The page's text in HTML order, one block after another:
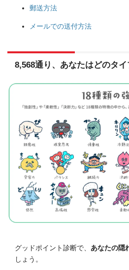
郵送方法
メールでの送付方法
8,568通り、あなたはどのタイ
グッドポイント診断で、 あなたの隠
しょう。